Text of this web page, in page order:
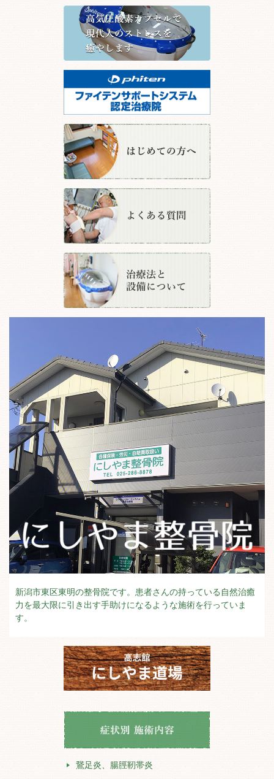
新潟市東区東明の整骨院です。患者さんの持っている自然治癒
力を最大限に引き出す手助けになるような施術を行っていま
す。
鵞足炎、腸脛靭帯炎